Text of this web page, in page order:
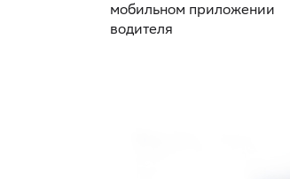
мобильном приложении
водителя